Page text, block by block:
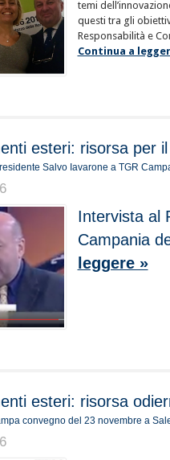
temi
questi tra gli
Responsabilità e
Continua a
esteri: risorsa per
Salvo Iavarone a TGR
Intervista al
Campania
leggere »
esteri: risorsa
convegno del 23 novembre a